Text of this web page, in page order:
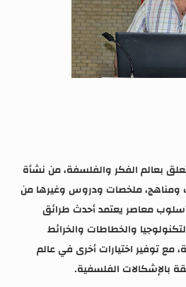
بعالم الفكر والفلسفة، من نشأة
ومناهج، ملخصات ودروس وغيرها من
بأسلوب معاصر يعتمد أحدث طرائق
والخطاطات والخرائط
مع توفير اختيارات أخرى في عالم
بالإشكالات الفلسفية.